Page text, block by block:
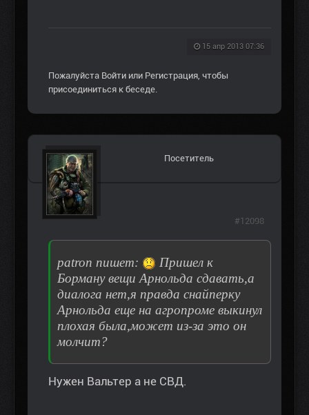
15 апр 2013 07:36
Пожалуйста Войти или Регистрация , чтобы
присоединиться к беседе.
Посетитель
patron пишет:
Пришел к
Борману вещи Арнольда сдавать,а
диалога нет,я правда снайперку
Арнольда еще на агропроме выкинул
плохая была,может из-за это он
молчит?
Нужен Вальтер а не СВД.
#12098